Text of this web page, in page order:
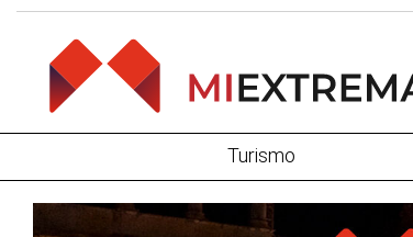
Turismo